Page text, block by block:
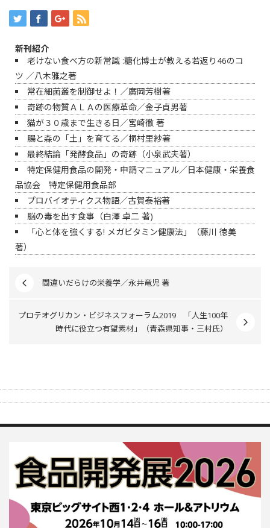
新刊紹介
老けない食べ方の新常識 :糖化博士が教える若返り46のコ
ツ ／八木雅之著
常在細菌叢を制御せよ！／廣岡芳樹著
奇跡の物質ＡＬＡの医療革命／金子貞男著
猫が３０歳まで生きる日／宮崎徹 著
腸と森の「土」を育てる／桐村里紗著
最終結論「発酵食品」の奇跡（小泉武夫著）
特定保健用食品の開発・申請マニュアル／日本健康・栄養食
品協会 特定保健用食品部
プロバイオティクス物語／古賀泰裕著
脳の毒を出す食事（白澤 卓二 著)
「心と体を強くする! メガビタミン健康法」（藤川 徳美
著）
間違いだらけの栄養学／永井竜児 著
プロテオグリカン・ビジネスフォーラム2019 「人生100年
時代に役立つ有望素材」（青森県知事・三村氏）